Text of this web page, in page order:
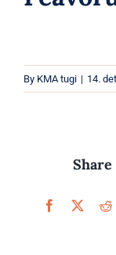
Meik
Parfüümid
By KMA tugi | 14.
Facebook
X